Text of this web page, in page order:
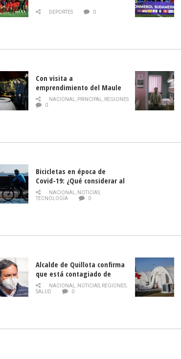
DEPORTES 0
Con visita a
emprendimiento del Maule
y llamado al rescate de la
historia campesina Director
NACIONAL PRINCIPAL
REGIONES
0
Bicicletas en época de
Covid-19: ¿Qué considerar al
momento de conducirlas?
NACIONAL NOTICIAS
TECNOLOGÍA
0
Alcalde de Quillota confirma
que está contagiado de
COVID-19
NACIONAL NOTICIAS REGIONES
SALUD
0